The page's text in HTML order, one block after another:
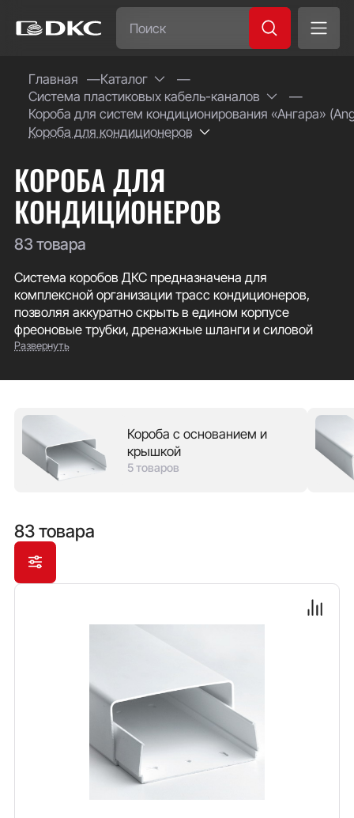
Главная
Каталог
Система пластиковых кабель-каналов
Короба для систем кондиционирования «Ангара»
Короба для кондиционеров
КОРОБА ДЛЯ
КОНДИЦИОНЕРОВ
83 товара
Система коробов ДКС предназначена для
комплексной организации трасс кондиционеров,
позволяя аккуратно скрыть в едином корпусе
фреоновые трубки, дренажные шланги и силовой
кабель. Продуманная конструкция позволяет легко
доступ для обслуживания. Каждый канал является
себя все необходимые переходники и фасонные
части: от углов до соединительных элементов. Это
обеспечивает высокое качество монтажа трассы
любой конфигурации. Для защиты от повреждений в
Развернуть
Короба с основанием и
крышкой
5 товаров
83 товара
Часто ищут:
Специсполнение